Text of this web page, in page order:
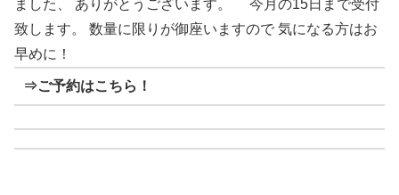
ました、 ありがとうございます。 今月の15日まで受付
致します。 数量に限りが御座いますので 気になる方はお
早めに！
⇒ご予約はこちら！